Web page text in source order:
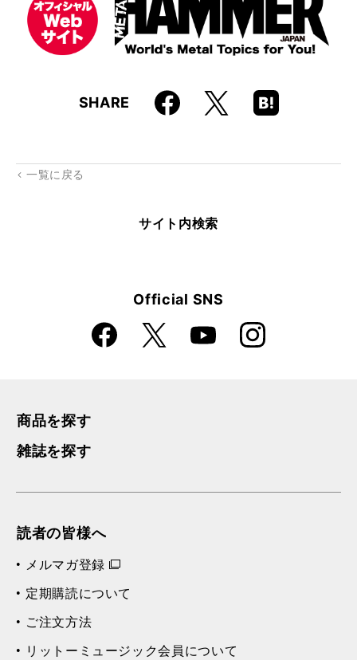
SHARE Faceboo
k
X
Hatena
Boo
一覧に戻る
サイト内検索
Official SNS
Faceboo
k
X YouTube Instagra
m
商品を探す
雑誌を探す
読者の皆様へ
メルマガ登録
定期購読について
ご注文方法
リットーミュージック会員について